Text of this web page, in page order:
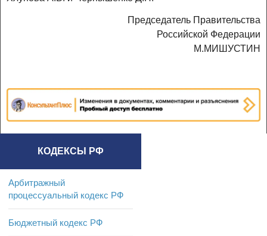
Председатель Правительства
Российской Федерации
М.МИШУСТИН
КОДЕКСЫ РФ
Арбитражный
процессуальный кодекс РФ
Бюджетный кодекс РФ